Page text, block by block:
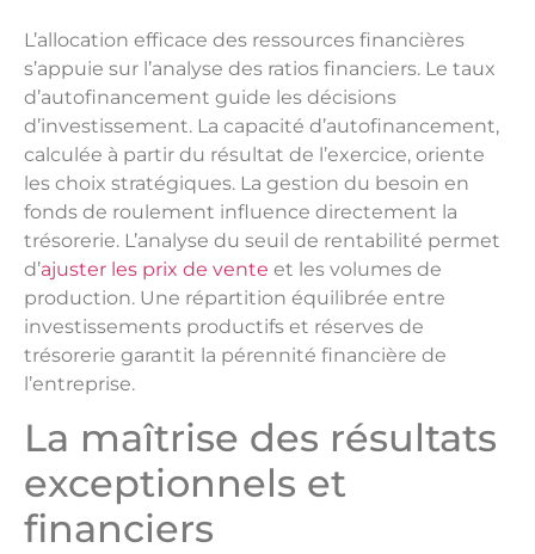
L’allocation efficace des ressources financières
s’appuie sur l’analyse des ratios financiers. Le taux
d’autofinancement guide les décisions
d’investissement. La capacité d’autofinancement,
calculée à partir du résultat de l’exercice, oriente
les choix stratégiques. La gestion du besoin en
fonds de roulement influence directement la
trésorerie. L’analyse du seuil de rentabilité permet
d’ajuster les prix de vente et les volumes de
production. Une répartition équilibrée entre
investissements productifs et réserves de
trésorerie garantit la pérennité financière de
l’entreprise.
La maîtrise des résultats
exceptionnels et
financiers